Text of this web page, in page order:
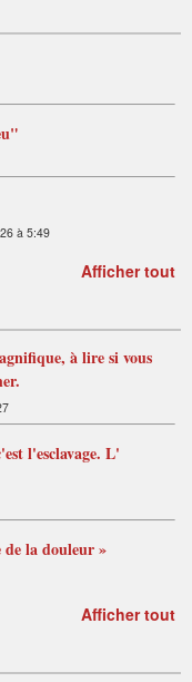
à 5:49
Afficher tout
à lire si vous
l'esclavage. L'
de la douleur »
Afficher tout